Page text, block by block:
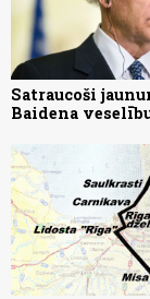
Satraucoši
Baidena